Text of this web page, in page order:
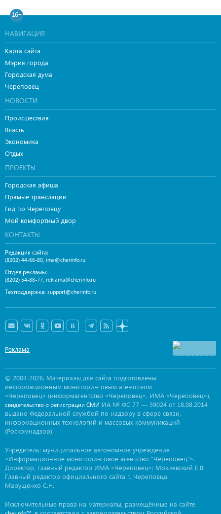
16+
НАВИГАЦИЯ
Карта сайта
Мэрия города
Городская дума
Череповец
НОВОСТИ
Происшествия
Власть
Экономика
Отдых
ПРОЕКТЫ
Городская афиша
Прямые трансляции
Гид по Череповцу
Мой комфортный двор
КОНТАКТЫ
Редакция сайта:
(8202) 44-66-80 ima@cherinfo.ru
Отдел рекламы:
(8202) 54-88-77 reklama@cherinfo.ru
Техподдержка: support@cherinfo.ru
Реклама
© 2003-2026. Материалы для сайта подготовлены
информационным мониторинговым агентством
«Череповец» (информагентство «Череповец», ИМА «Череповец»),
свидетельство о регистрации СМИ ИА № ФС 77 — 59024 от 18.08.2014
выдано Федеральной службой по надзору в сфере связи,
информационных технологий и массовых коммуникаций
(Роскомнадзор).
Учредитель: муниципальное автономное учреждение
«Информационное мониторинговое агентство "Череповец"».
Директор, главный редактор ИМА «Череповец»: Мокиевский Е.В.
Главный редактор официального сайта г. Череповца:
Марущенко С.Н.
Исключительные права на материалы, размещённые на сайте